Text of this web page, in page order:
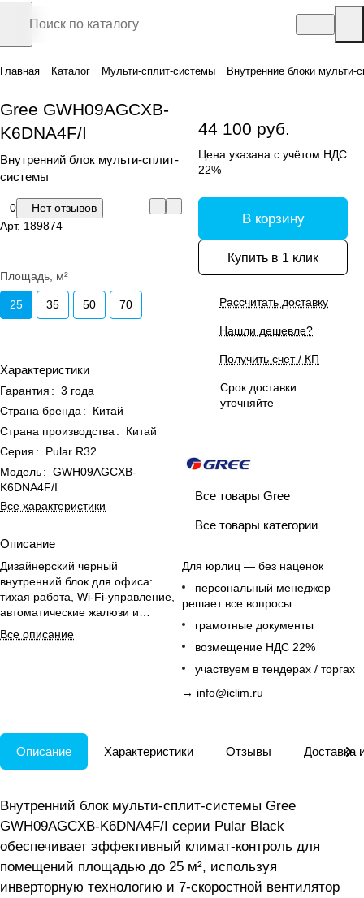
Главная Каталог Мульти-сплит-системы Внутренние блоки мульти-
Gree GWH09AGCXB-
K6DNA4F/I
Внутренний блок мульти-сплит-
системы
0
Нет отзывов
Арт. 189874
Площадь, м²
25 35 50 70
Характеристики
Гарантия : 3 года
Страна бренда :
Китай
Страна производства :
Китай
Серия :
Pular R32
Модель: GWH09AGCXB-
K6DNA4F/I
Все характеристики
Описание
Дизайнерский черный
внутренний блок для офиса:
тихая работа, Wi-Fi-управление,
автоматические жалюзи и
пылевой фильтр.
Все описание
44 100 руб.
Цена указана с учётом НДС
22%
В корзину
Купить в 1 клик
Рассчитать доставку
Нашли дешевле?
Получить счет / КП
Срок доставки
уточняйте
Все товары Gree
Все товары категории
Для юрлиц — без наценок
персональный менеджер
решает все вопросы
грамотные документы
возмещение НДС 22%
участвуем в тендерах / торгах
→ info@iclim.ru
Описание Характеристики Отзывы Доставка
Внутренний блок мульти-сплит-системы Gree
GWH09AGCXB-K6DNA4F/I серии Pular Black
обеспечивает эффективный климат-контроль для
помещений площадью до 25 м², используя
инверторную технологию и 7-скоростной вентилятор